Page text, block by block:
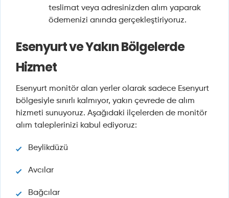
teslimat veya adresinizden alım yaparak
ödemenizi anında gerçekleştiriyoruz.
Esenyurt ve Yakın Bölgelerde
Hizmet
Esenyurt monitör alan yerler olarak sadece Esenyurt
bölgesiyle sınırlı kalmıyor, yakın çevrede de alım
hizmeti sunuyoruz. Aşağıdaki ilçelerden de monitör
alım taleplerinizi kabul ediyoruz:
Beylikdüzü
Avcılar
Bağcılar